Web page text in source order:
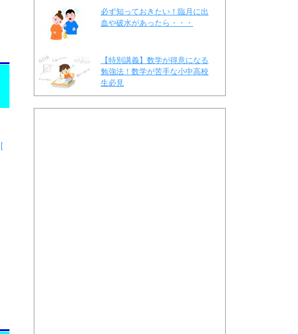
[
必ず知っておきたい！臨月に出
血や破水があったら・・・
【特別講義】数学が得意になる
勉強法！数学が苦手な小中高校
生必見